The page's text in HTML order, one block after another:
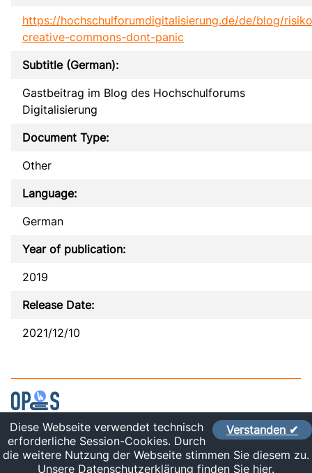
https://hochschulforumdigitalisierung.de/de/blog/
creative-commons-dont-panic
Subtitle (German):
Gastbeitrag im Blog des Hochschulforums
Digitalisierung
Document Type:
Other
Language:
German
Year of publication:
2019
Release Date:
2021/12/10
Contact
Imprint
Sitelinks
Verstanden ✔
Diese Webseite verwendet technisch
erforderliche Session-Cookies. Durch
die weitere Nutzung der Webseite stimmen Sie diesem zu.
Unsere Datenschutzerklärung finden Sie hier.